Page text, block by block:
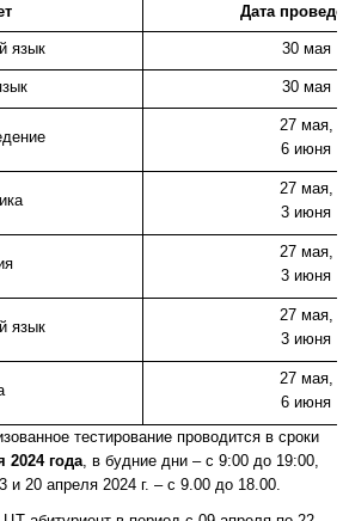
Дата
язык 30 мая
30 мая
27 мая,
6 июня
27 мая,
3 июня
27 мая,
3 июня
язык
27 мая,
3 июня
27 мая,
6 июня
тестирование проводится в сроки
2024 года, в будние дни – с 9:00 до 19:00,
и 20 апреля 2024 г. – с 9.00 до 18.00.